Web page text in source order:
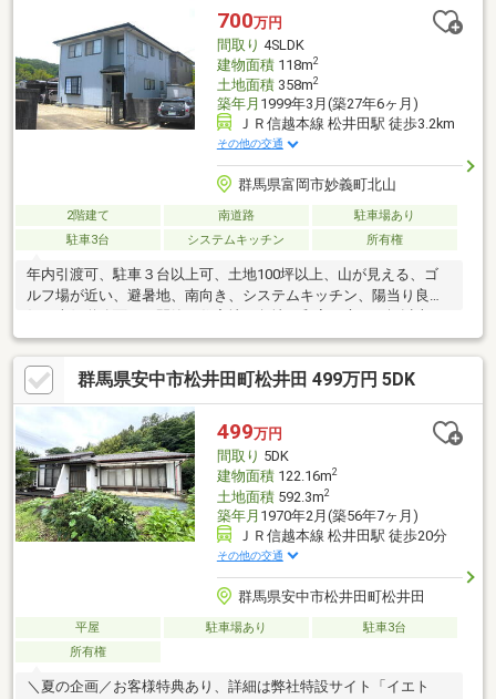
力に優れた物置、2階は居住スペース。収納と居住を分けて使える
使い勝手の良さが魅力。【備考】※本物件西側倉庫の建築敷地は
借地権になります。
700万円
間取り 4SLDK
建物面積118m2
土地面積358m2
築年月 1999年3月(築27年6ヶ月)
ＪＲ信越本線 松井田駅 徒歩3.2km
その他の交通
群馬県富岡市妙義町北山
2階建て 南道路
駐車場あり
駐車3台
システムキッチン 所有権
年内引渡可、駐車３台以上可、土地100坪以上、山が見える、ゴ
ルフ場が近い、避暑地、南向き、システムキッチン、陽当り良
田園風景、家庭菜園、トイレ２ヶ所、２階建、南面バルコニー、
オートバス、高速ネット対応、温水洗浄便座、南庭、ＴＶモニタ
付インターホン、前面棟無、通風良好、眺望良好、ウォークイン
クローゼット、テラス、周辺交通量少なめ
群馬県安中市松井田町松井田 499万円 5DK
499万円
間取り 5DK
建物面積122.16m2
土地面積592.3m2
築年月 1970年2月(築56年7ヶ月)
ＪＲ信越本線 松井田駅 徒歩20分
その他の交通
群馬県安中市松井田町松井田
平屋 駐車場あり
駐車3台
所有権
＼夏の企画／お客様特典あり、詳細は弊社特設サイト「イエト